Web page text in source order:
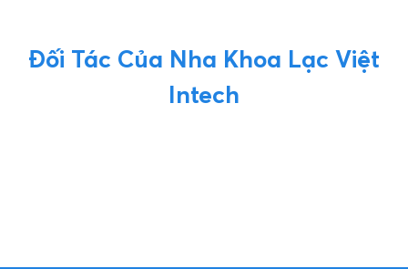
Đối Tác Của Nha Khoa Lạc Việt
Intech